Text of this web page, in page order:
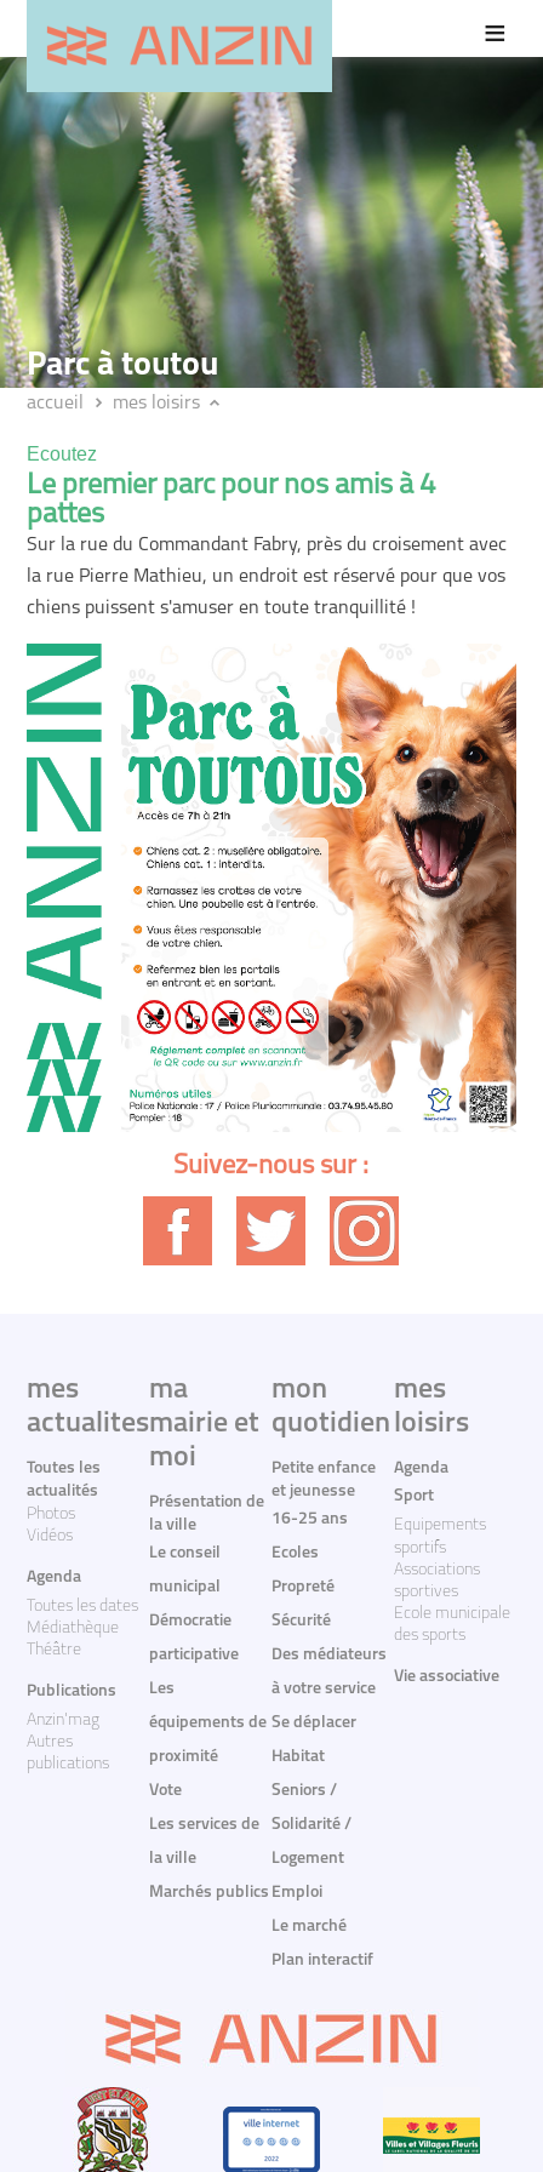
Parc à toutou
accueil mes loisirs
Ecoutez
Le premier parc pour nos amis à 4
pattes
Sur la rue du Commandant Fabry, près du croisement avec
la rue Pierre Mathieu, un endroit est réservé pour que vos
chiens puissent s'amuser en toute tranquillité !
Suivez-nous sur :
mes
actualites
Toutes les
actualités
Photos
Vidéos
Agenda
Toutes les dates
Médiathèque
Théâtre
Publications
Anzin'mag
Autres
publications
ma
mairie et
moi
Présentation de
la ville
Le conseil
municipal
Démocratie
participative
Les
équipements de
proximité
Vote
Les services de
la ville
Marchés publics
mon
quotidien
Petite enfance
et jeunesse
16-25 ans
Ecoles
Propreté
Sécurité
Des médiateurs
à votre service
Se déplacer
Habitat
Seniors /
Solidarité /
Logement
Emploi
Le marché
Plan interactif
mes
loisirs
Agenda
Sport
Equipements
sportifs
Associations
sportives
Ecole municipale
des sports
Vie associative